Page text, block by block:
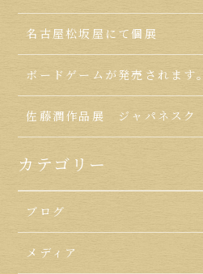
名古屋松坂屋にて個展
ボードゲームが発売されます。
佐藤潤作品展 ジャパネスク
カテゴリー
ブログ
メディア